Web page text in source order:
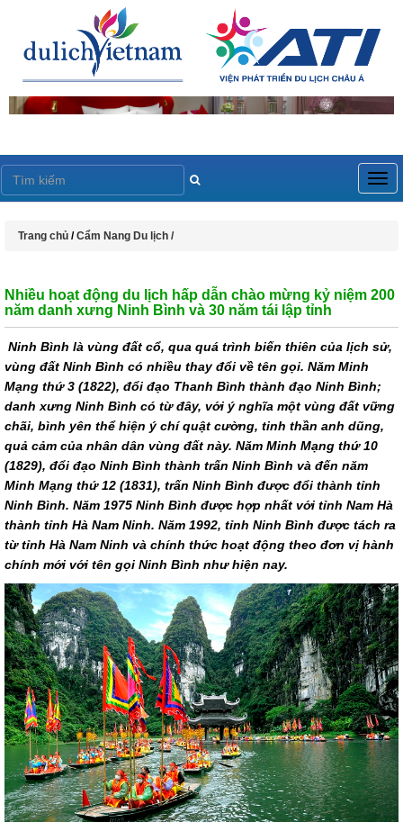
Trang chủ /Cẩm Nang Du lịch /
Nhiều hoạt động du lịch hấp dẫn chào mừng kỷ niệm 200
năm danh xưng Ninh Bình và 30 năm tái lập tỉnh
Ninh Bình là vùng đất cổ, qua quá trình biến thiên của lịch sử,
vùng đất Ninh Bình có nhiều thay đổi về tên gọi. Năm Minh
Mạng thứ 3 (1822), đổi đạo Thanh Bình thành đạo Ninh Bình;
danh xưng Ninh Bình có từ đây, với ý nghĩa một vùng đất vững
chãi, bình yên thể hiện ý chí quật cường, tinh thần anh dũng,
quả cảm của nhân dân vùng đất này. Năm Minh Mạng thứ 10
(1829), đổi đạo Ninh Bình thành trấn Ninh Bình và đến năm
Minh Mạng thứ 12 (1831), trấn Ninh Bình được đổi thành tỉnh
Ninh Bình. Năm 1975 Ninh Bình được hợp nhất với tỉnh Nam Hà
thành tỉnh Hà Nam Ninh. Năm 1992, tỉnh Ninh Bình được tách ra
từ tỉnh Hà Nam Ninh và chính thức hoạt động theo đơn vị hành
chính mới với tên gọi Ninh Bình như hiện nay.